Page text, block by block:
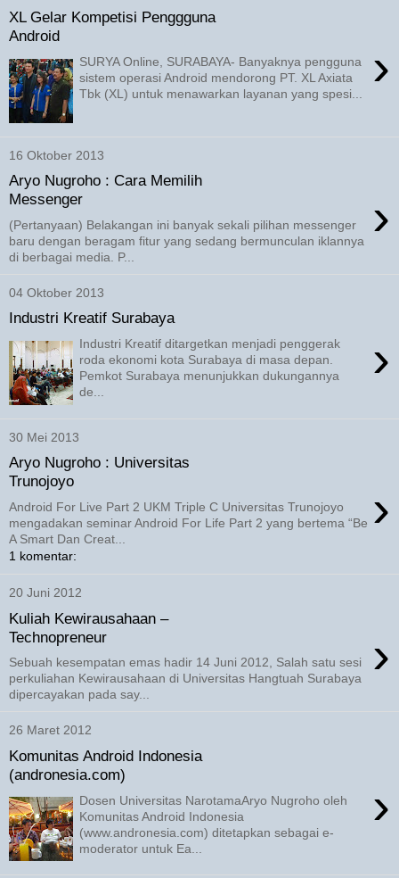
XL Gelar Kompetisi Penggguna
Android
›
SURYA Online, SURABAYA- Banyaknya pengguna
sistem operasi Android mendorong PT. XL Axiata
Tbk (XL) untuk menawarkan layanan yang spesi...
16 Oktober 2013
Aryo Nugroho : Cara Memilih
Messenger
›
(Pertanyaan) Belakangan ini banyak sekali pilihan messenger
baru dengan beragam fitur yang sedang bermunculan iklannya
di berbagai media. P...
04 Oktober 2013
Industri Kreatif Surabaya
›
Industri Kreatif ditargetkan menjadi penggerak
roda ekonomi kota Surabaya di masa depan.
Pemkot Surabaya menunjukkan dukungannya
de...
30 Mei 2013
Aryo Nugroho : Universitas
Trunojoyo
›
Android For Live Part 2 UKM Triple C Universitas Trunojoyo
mengadakan seminar Android For Life Part 2 yang bertema “Be
A Smart Dan Creat...
1 komentar:
20 Juni 2012
Kuliah Kewirausahaan –
Technopreneur
›
Sebuah kesempatan emas hadir 14 Juni 2012, Salah satu sesi
perkuliahan Kewirausahaan di Universitas Hangtuah Surabaya
dipercayakan pada say...
26 Maret 2012
Komunitas Android Indonesia
(andronesia.com)
›
Dosen Universitas NarotamaAryo Nugroho oleh
Komunitas Android Indonesia
(www.andronesia.com) ditetapkan sebagai e-
moderator untuk Ea...